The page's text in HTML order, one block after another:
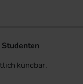
kündbar.